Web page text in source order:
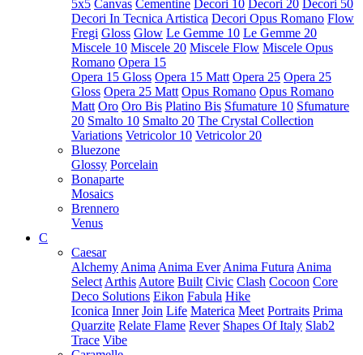
5x5 Canvas Cementine Decori 10 Decori 20 Decori 50
Decori In Tecnica Artistica Decori Opus Romano Flow
Fregi Gloss Glow Le Gemme 10 Le Gemme 20
Miscele 10 Miscele 20 Miscele Flow Miscele Opus
Romano Opera 15
Opera 15 Gloss Opera 15 Matt Opera 25 Opera 25
Gloss Opera 25 Matt Opus Romano Opus Romano
Matt Oro Oro Bis Platino Bis Sfumature 10 Sfumature
20 Smalto 10 Smalto 20 The Crystal Collection
Variations Vetricolor 10 Vetricolor 20
Bluezone
Glossy Porcelain
Bonaparte
Mosaics
Brennero
Venus
C
Caesar
Alchemy Anima Anima Ever Anima Futura Anima
Select Arthis Autore Built Civic Clash Cocoon Core
Deco Solutions Eikon Fabula Hike
Iconica Inner Join Life Materica Meet Portraits Prima
Quarzite Relate Flame Rever Shapes Of Italy Slab2
Trace Vibe